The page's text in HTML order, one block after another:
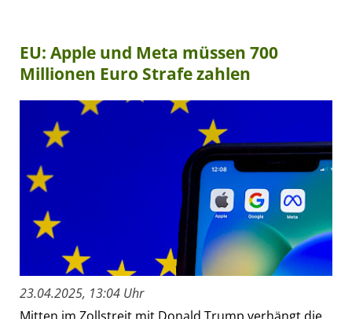
EU: Apple und Meta müssen 700
Millionen Euro Strafe zahlen
23.04.2025, 13:04 Uhr